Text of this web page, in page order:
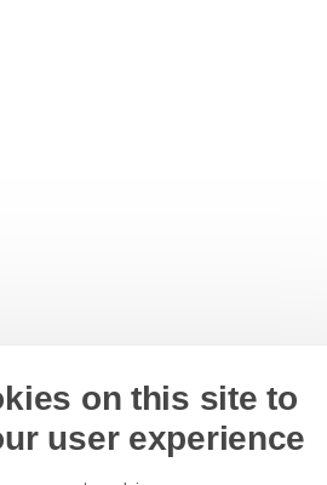
on this site to
user experience